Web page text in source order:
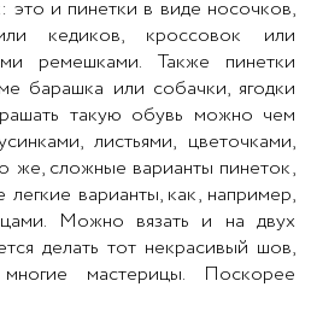
это и пинетки в виде носочков,
кедиков, кроссовок или
ремешками. Также пинетки
барашка или собачки, ягодки
такую обувь можно чем
листьями, цветочками,
же, сложные варианты пинеток,
варианты, как, например,
Можно вязать и на двух
делать тот некрасивый шов,
мастерицы. Поскорее